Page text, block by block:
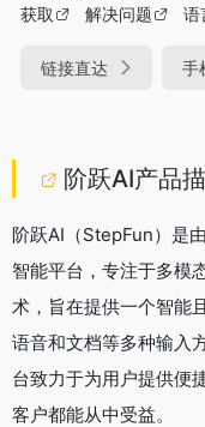
获取
解决问题 语
链接直达 手
阶跃AI产品
阶跃AI（StepFun）是
智能平台，专注于多模
术，旨在提供一个智能
语音和文档等多种输入
台致力于为用户提供便
客户都能从中受益。